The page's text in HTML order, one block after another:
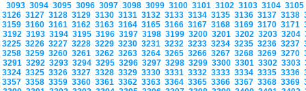
3093 3094 3095 3096 3097 3098 3099 3100 3101 3102 3103 3104
3126 3127 3128 3129 3130 3131 3132 3133 3134 3135 3136 3137 3138
3159 3160 3161 3162 3163 3164 3165 3166 3167 3168 3169 3170 3171
3192 3193 3194 3195 3196 3197 3198 3199 3200 3201 3202 3203 3204
3225 3226 3227 3228 3229 3230 3231 3232 3233 3234 3235 3236 3237
3258 3259 3260 3261 3262 3263 3264 3265 3266 3267 3268 3269 3270
3291 3292 3293 3294 3295 3296 3297 3298 3299 3300 3301 3302 3303
3324 3325 3326 3327 3328 3329 3330 3331 3332 3333 3334 3335 3336
3357 3358 3359 3360 3361 3362 3363 3364 3365 3366 3367 3368 3369